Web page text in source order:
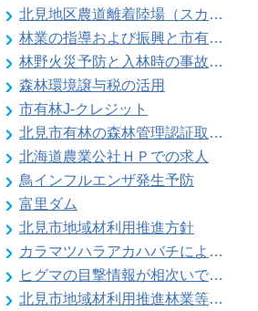
北見地区農道離着陸場（スカイポートきたみ）
林業の指導および振興と市有林の経営維持管理
林野火災予防と入林時の事故防止
森林環境譲与税の活用
市有林J-クレジット
北見市有林の森林管理認証取得状況
北海道農業公社ＨＰでの求人
鳥インフルエンザ発生予防
富里ダム
北見市地域材利用推進方針
カラマツハラアカハバチによりカラマツ類の葉の食害被害が発生することがあります
ヒグマの目撃情報が相次いでいます【留辺蘂自治区】
北見市地域材利用推進林業等振興対策事業